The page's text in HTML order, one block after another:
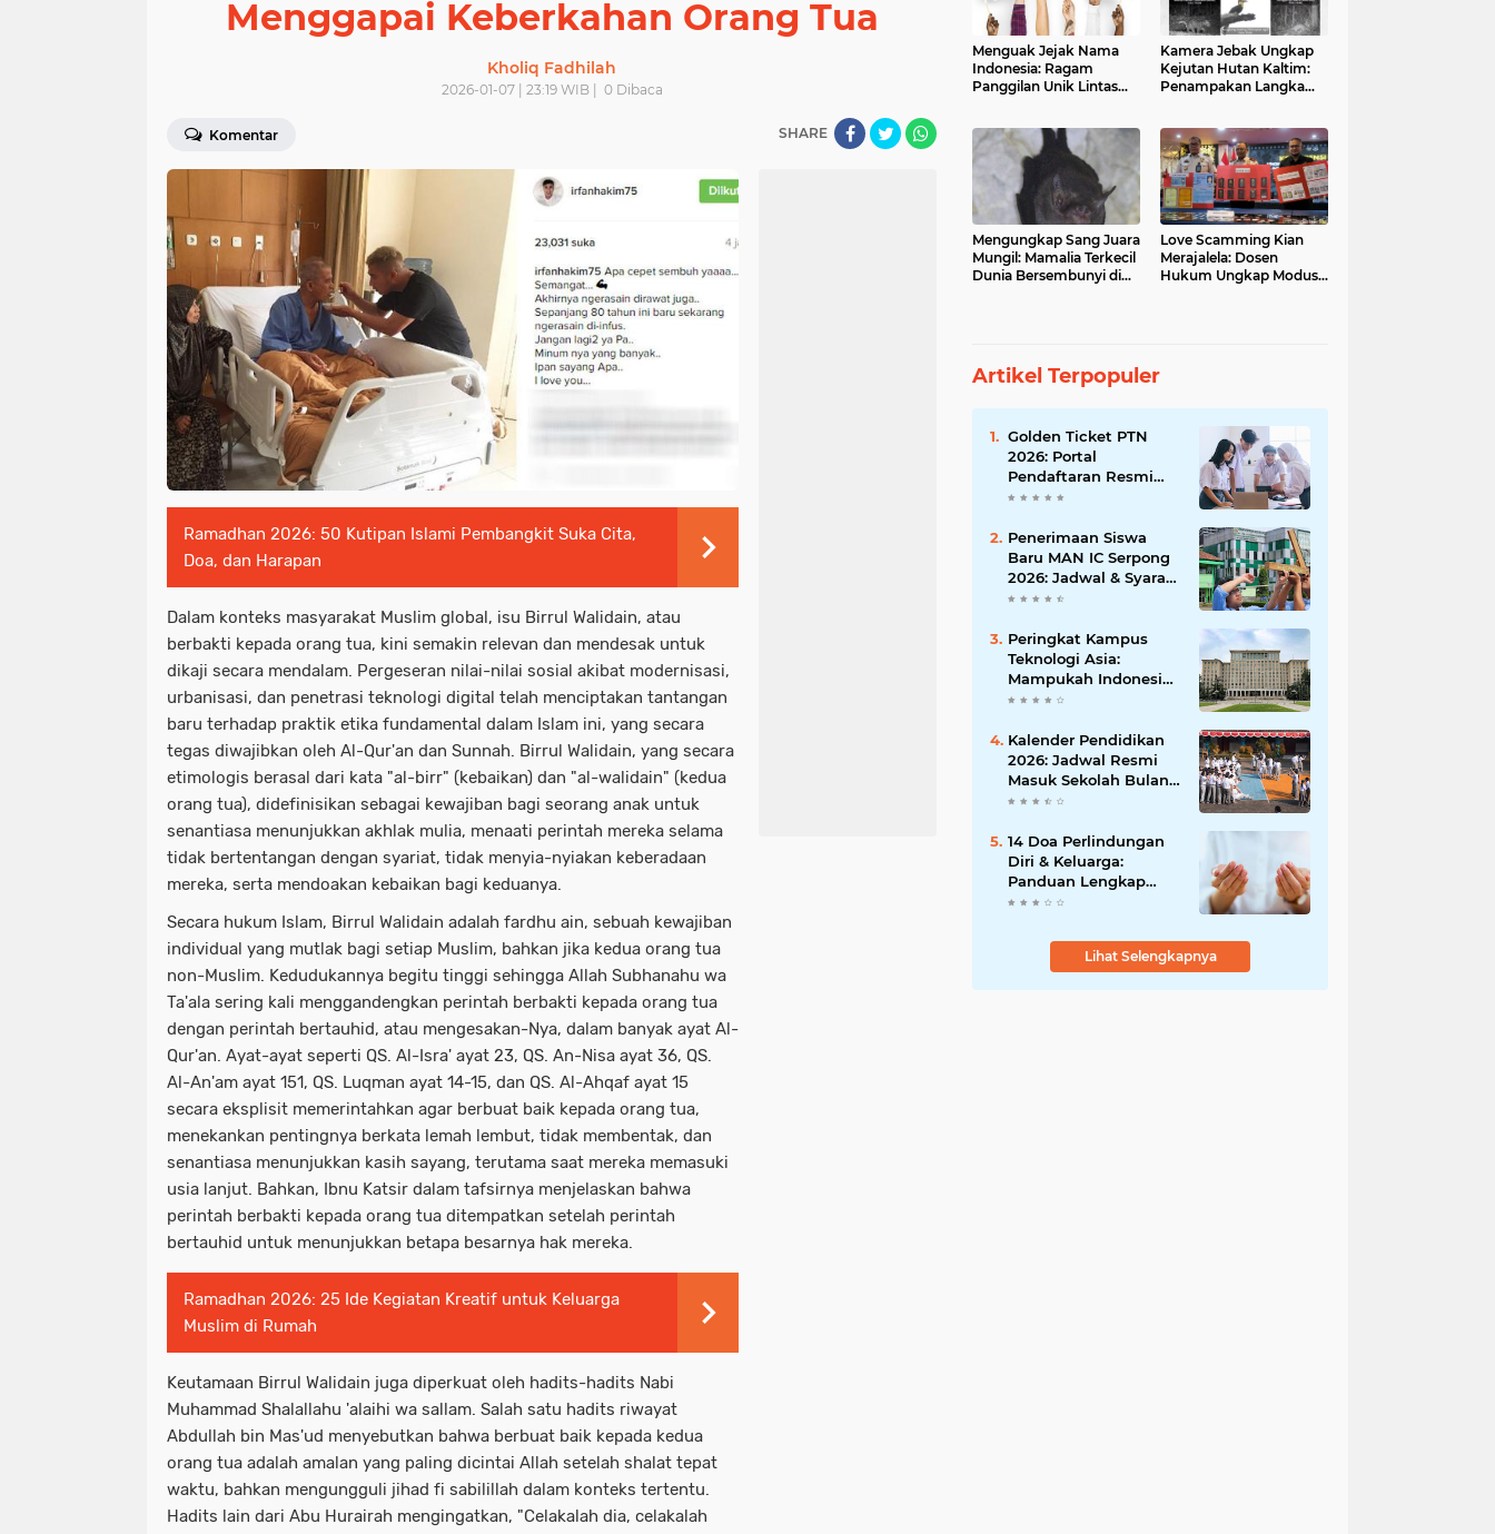
Menggapai Keberkahan Orang Tua
Kholiq Fadhilah
2026-01-07 | 23:19 WIB | 0Dibaca
Komentar SHARE
Ramadhan 2026: 50 Kutipan Islami Pembangkit Suka Cita,
Doa, dan Harapan
Dalam konteks masyarakat Muslim global, isu Birrul Walidain, atau
berbakti kepada orang tua, kini semakin relevan dan mendesak untuk
dikaji secara mendalam. Pergeseran nilai-nilai sosial akibat modernisasi,
urbanisasi, dan penetrasi teknologi digital telah menciptakan tantangan
baru terhadap praktik etika fundamental dalam Islam ini, yang secara
tegas diwajibkan oleh Al-Qur'an dan Sunnah. Birrul Walidain, yang secara
etimologis berasal dari kata "al-birr" (kebaikan) dan "al-walidain" (kedua
orang tua), didefinisikan sebagai kewajiban bagi seorang anak untuk
senantiasa menunjukkan akhlak mulia, menaati perintah mereka selama
tidak bertentangan dengan syariat, tidak menyia-nyiakan keberadaan
mereka, serta mendoakan kebaikan bagi keduanya.
Secara hukum Islam, Birrul Walidain adalah fardhu ain, sebuah kewajiban
individual yang mutlak bagi setiap Muslim, bahkan jika kedua orang tua
non-Muslim. Kedudukannya begitu tinggi sehingga Allah Subhanahu wa
Ta'ala sering kali menggandengkan perintah berbakti kepada orang tua
dengan perintah bertauhid, atau mengesakan-Nya, dalam banyak ayat Al-
Qur'an. Ayat-ayat seperti QS. Al-Isra' ayat 23, QS. An-Nisa ayat 36, QS.
Al-An'am ayat 151, QS. Luqman ayat 14-15, dan QS. Al-Ahqaf ayat 15
secara eksplisit memerintahkan agar berbuat baik kepada orang tua,
menekankan pentingnya berkata lemah lembut, tidak membentak, dan
senantiasa menunjukkan kasih sayang, terutama saat mereka memasuki
usia lanjut. Bahkan, Ibnu Katsir dalam tafsirnya menjelaskan bahwa
perintah berbakti kepada orang tua ditempatkan setelah perintah
bertauhid untuk menunjukkan betapa besarnya hak mereka.
Ramadhan 2026: 25 Ide Kegiatan Kreatif untuk Keluarga
Muslim di Rumah
Keutamaan Birrul Walidain juga diperkuat oleh hadits-hadits Nabi
Muhammad Shalallahu 'alaihi wa sallam. Salah satu hadits riwayat
Abdullah bin Mas'ud menyebutkan bahwa berbuat baik kepada kedua
orang tua adalah amalan yang paling dicintai Allah setelah shalat tepat
waktu, bahkan mengungguli jihad fi sabilillah dalam konteks tertentu.
Hadits lain dari Abu Hurairah mengingatkan, "Celakalah dia, celakalah
Menguak Jejak Nama
Indonesia: Ragam
Panggilan Unik Lintas
Kamera Jebak Ungkap
Kejutan Hutan Kaltim:
Penampakan Langka
Mengungkap Sang Juara
Mungil: Mamalia Terkecil
Dunia Bersembunyi di
Love Scamming Kian
Merajalela: Dosen
Hukum Ungkap Modus
Artikel Terpopuler
Golden Ticket PTN
2026: Portal
Pendaftaran Resmi
Dibuka, Raih
Penerimaan Siswa
Baru MAN IC Serpong
2026: Jadwal & Syarat
Lengkap Pendaftaran
Peringkat Kampus
Teknologi Asia:
Mampukah Indonesia
Menembus Top 10
Kalender Pendidikan
2026: Jadwal Resmi
Masuk Sekolah Bulan
Januari di Berbagai
14 Doa Perlindungan
Diri & Keluarga:
Panduan Lengkap
Arab, Latin, dan Arti
Lihat Selengkapnya